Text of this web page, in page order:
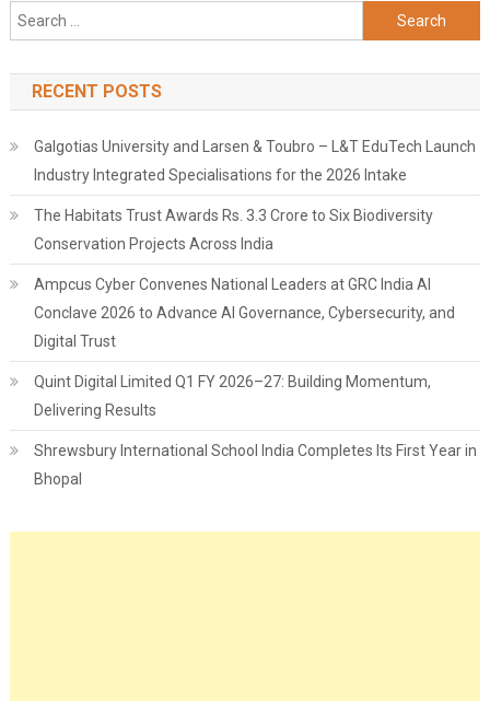
Search
for:
RECENT POSTS
Galgotias University and Larsen & Toubro – L&T EduTech Launch
Industry Integrated Specialisations for the 2026 Intake
The Habitats Trust Awards Rs. 3.3 Crore to Six Biodiversity
Conservation Projects Across India
Ampcus Cyber Convenes National Leaders at GRC India AI
Conclave 2026 to Advance AI Governance, Cybersecurity, and
Digital Trust
Quint Digital Limited Q1 FY 2026–27: Building Momentum,
Delivering Results
Shrewsbury International School India Completes Its First Year in
Bhopal